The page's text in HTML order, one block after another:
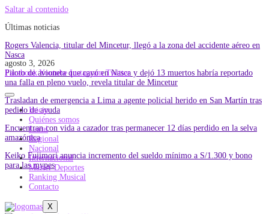
Saltar al contenido
Últimas noticias
Rogers Valencia, titular del Mincetur, llegó a la zona del accidente aéreo en
Nasca
Piloto de avioneta que cayó en Nasca y dejó 13 muertos habría reportado
una falla en pleno vuelo, revela titular de Mincetur
Trasladan de emergencia a Lima a agente policial herido en San Martín tras
pedido de ayuda
Encuentran con vida a cazador tras permanecer 12 días perdido en la selva
amazónica
Keiko Fujimori anuncia incremento del sueldo mínimo a S/1.300 y bono
para las mypes
agosto 3, 2026
Facebook Youtube Instagram Twitter
Inicio
Quiénes somos
Local
Regional
Nacional
Internacional
Master Deportes
Ranking Musical
Contacto
X